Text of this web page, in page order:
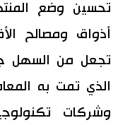
تحسين وضع
أذواق ومصالح
تجعل من السهل
الذي تمت به
وشركات